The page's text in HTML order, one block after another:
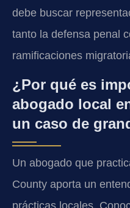
debe buscar
tanto la defensa penal
ramificaciones
¿Por qué es
abogado local
un caso de
Un abogado que
County aporta un